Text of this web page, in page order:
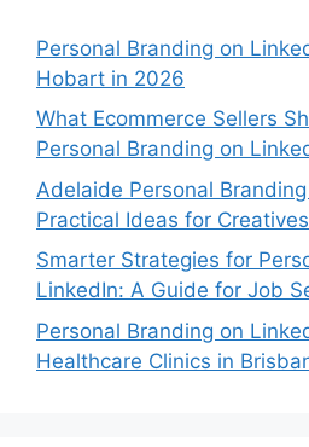
Personal Branding on
Hobart in 2026
What Ecommerce Sellers
Personal Branding on
Adelaide Personal
Practical Ideas for Creatives
Smarter Strategies for
LinkedIn: A Guide for Job
Personal Branding on
Healthcare Clinics in